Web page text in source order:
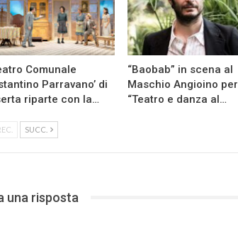
Comunale
Parravano’ di
riparte con la…
“Baobab” in scena al
Maschio Angioino per
“Teatro e danza al…
SUCC.
una risposta